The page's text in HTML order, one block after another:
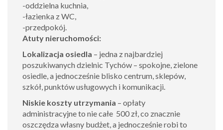
-oddzielna kuchnia,
-łazienka z WC,
-przedpokój.
Atuty nieruchomości:
Lokalizacja osiedla – jedna z najbardziej
poszukiwanych dzielnic Tychów – spokojne, zielone
osiedle, a jednocześnie blisko centrum, sklepów,
szkół, punktów usługowych i komunikacji.
Niskie koszty utrzymania – opłaty
administracyjne to nie całe 500 zł, co znacznie
oszczędza własny budżet, a jednocześnie robi to